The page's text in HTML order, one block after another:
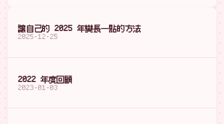
讓自己的 2025 年變長一點的方法
2025-12-25
2022 年度回顧
2023-01-03